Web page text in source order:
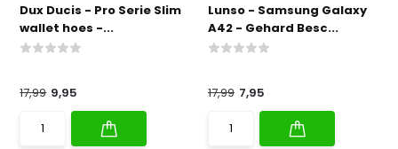
Dux Ducis - Pro Serie Slim
wallet hoes -...
17,99 9,95
Lunso - Samsung Galaxy
A42 - Gehard Besc...
17,99 7,95